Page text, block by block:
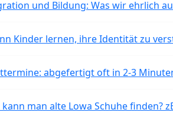
und Bildung: Was wir ehrlich
Kinder lernen, ihre Identität zu
abgefertigt oft in 2-3
kann man alte Lowa Schuhe finden?